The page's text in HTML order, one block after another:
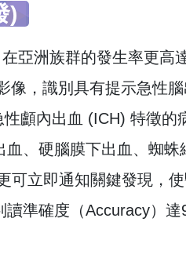
)
亞洲族群的發生率更高
像，識別具有提示急性
顱內出血 (ICH) 特徵的
、硬腦膜下出血、蜘蛛
可立即通知關鍵發現，
準確度（Accuracy）達